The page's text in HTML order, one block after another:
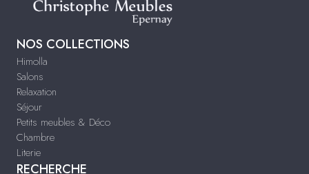
NOS COLLECTIONS
Himolla
Salons
Relaxation
Séjour
Petits meubles & Déco
Chambre
Literie
RECHERCHE